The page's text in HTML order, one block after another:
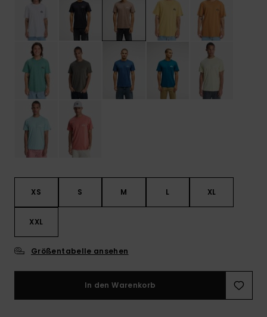
XS S M L XL
XXL
Größentabelle ansehen
In den Warenkorb